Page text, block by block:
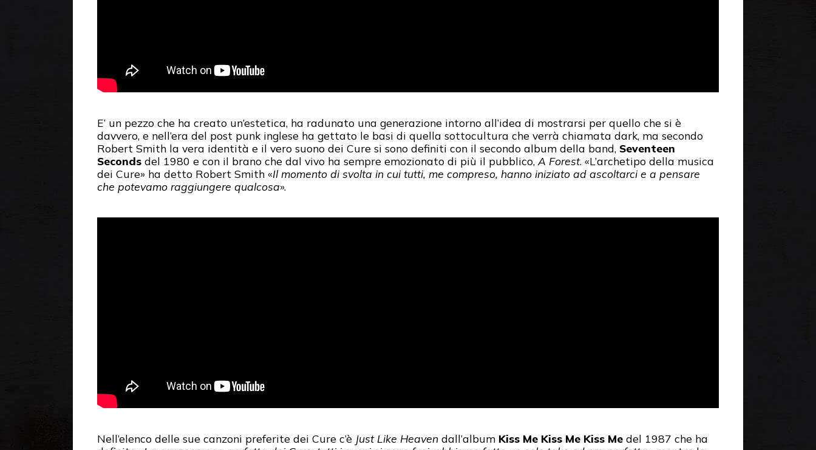
E’ un pezzo che ha creato un’estetica, ha radunato una generazione intorno all’idea di mostrarsi per quello che si è
davvero, e nell’era del post punk inglese ha gettato le basi di quella sottocultura che verrà chiamata dark, ma secondo
Robert Smith la vera identità e il vero suono dei Cure si sono definiti con il secondo album della band, Seventeen
Seconds del 1980 e con il brano che dal vivo ha sempre emozionato di più il pubblico, A Forest. «L’archetipo della musica
dei Cure» ha detto Robert Smith «Il momento di svolta in cui tutti, me compreso, hanno iniziato ad ascoltarci e a pensare
che potevamo raggiungere qualcosa».
Nell’elenco delle sue canzoni preferite dei Cure c’è Just Like Heaven dall’album Kiss Me Kiss Me Kiss Me del 1987 che ha